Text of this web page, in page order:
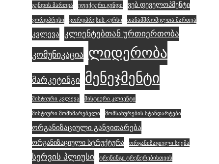
გუნდის მართვა ეფექტური გუნდი ვებ დეველოპმენტი
ვორდპრესი ვორდპრესის კურსი თანამშრომელთა მართვა
კვლევა კლიენტებთან ურთიერთობა
კომუნიკაცია ლიდერობა
მარკეტინგი მენეჯმენტი
მისტიური კვლევა მისტიური კლიენტი
მისტიური მომხმარებელი მომსახურების სტანდარტები
ორგანიზაციული განვითარება
ორგანიზაციული სტრუქტურა ორგანიზაციული სქემა
სერვის პლიუსი ტრენინგი ტრენერებისთვის